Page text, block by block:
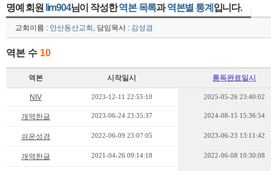
명예 회원 lim904님이 작성한역본 목록과역본별 통계 입니다.
교회이름 : 안산동산교회 , 담임목사 : 김성겸
역본 수 10
역본 시작일시 통독완료일시
NIV 2023-12-11 22:55:10 2025-05-26 23:40:02
개역한글 2023-06-24 23:35:37 2024-08-15 15:36:54
쉬운성경 2022-06-09 23:07:05 2023-06-23 13:11:42
개역한글 2021-04-26 09:14:18 2022-06-08 10:30:08